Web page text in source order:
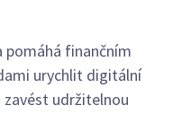
pomáhá finančním
urychlit digitální
udržitelnou